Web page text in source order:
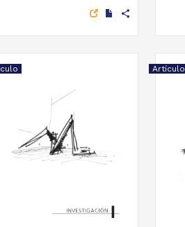
share
Artículo